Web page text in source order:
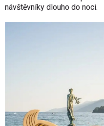
návštěvníky dlouho do noci.